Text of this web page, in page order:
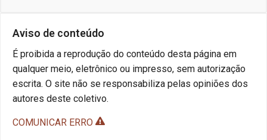
Aviso de conteúdo
É proibida a reprodução do conteúdo desta página em
qualquer meio, eletrônico ou impresso, sem autorização
escrita. O site não se responsabiliza pelas opiniões dos
autores deste coletivo.
COMUNICAR ERRO